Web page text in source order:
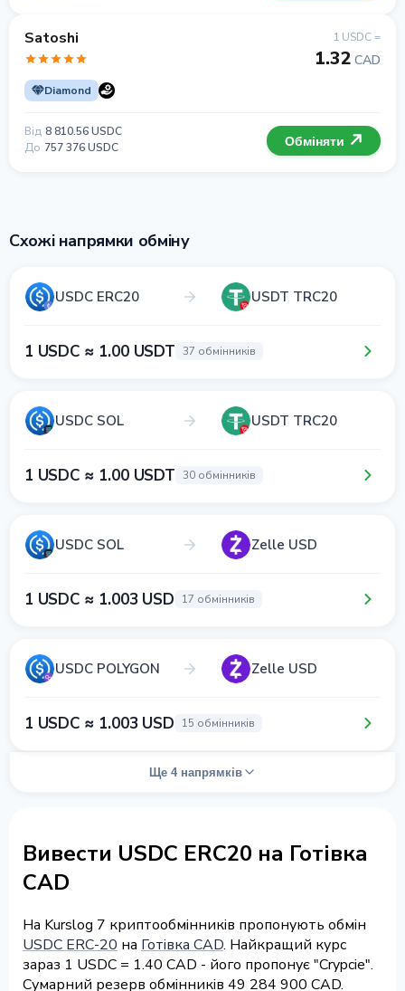
Satoshi
Diamond
1 USDC =
1.32 CAD
Від 8 810.56 USDC
До 757 376 USDC Обміняти
Схожі напрямки обміну
USDC ERC20 USDT TRC20
1 USDC ≈ 1.00 USDT 37 обмінників
USDC SOL USDT TRC20
1 USDC ≈ 1.00 USDT 30 обмінників
USDC SOL Zelle USD
1 USDC ≈ 1.003 USD 17 обмінників
USDC POLYGON Zelle USD
1 USDC ≈ 1.003 USD 15 обмінників
Ще 4 напрямків
Вивести USDC ERC20 на Готівка
CAD
На Kurslog 7 криптообмінників пропонують обмін
USDC ERC-20 на Готівка CAD. Найкращий курс
зараз 1 USDC = 1.40 CAD - його пропонує "Crypcie".
Сумарний резерв обмінників 49 284 900 CAD.